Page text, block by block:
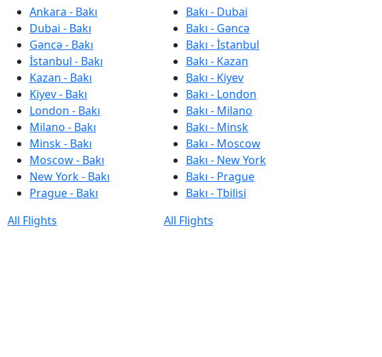
Ankara - Bakı
Dubai - Bakı
Gəncə - Bakı
İstanbul - Bakı
Kazan - Bakı
Kiyev - Bakı
London - Bakı
Milano - Bakı
Minsk - Bakı
Moscow - Bakı
New York - Bakı
Prague - Bakı
All Flights
Bakı - Dubai
Bakı - Gəncə
Bakı - İstanbul
Bakı - Kazan
Bakı - Kiyev
Bakı - London
Bakı - Milano
Bakı - Minsk
Bakı - Moscow
Bakı - New York
Bakı - Prague
Bakı - Tbilisi
All Flights